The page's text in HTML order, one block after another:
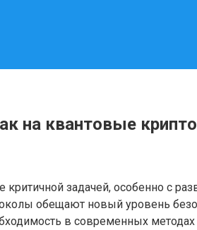
квантовые
задачей, особенно с
обещают новый уровень
в современных